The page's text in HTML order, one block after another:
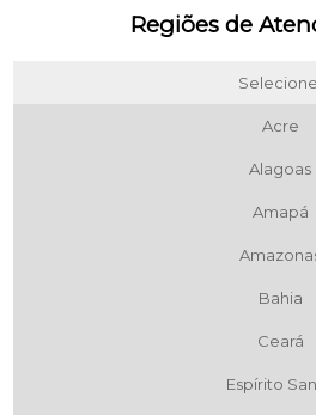
Regiões de
Acre
Alagoas
Amapá
Bahia
Ceará
Espírito